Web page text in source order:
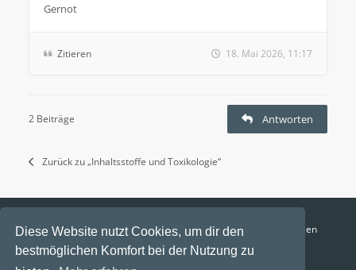
Diese Website nutzt Cookies, um dir den
bestmöglichen Komfort bei der Nutzung zu
Gernot
Zitieren 18. Mai 2026, 11:17
2 Beiträge Antworten
Zurück zu „Inhaltsstoffe und Toxikologie“
Funga Austria FAQ Datenschutz
Nutzungsbedingungen
Alle Zeiten sind UTC+02:00